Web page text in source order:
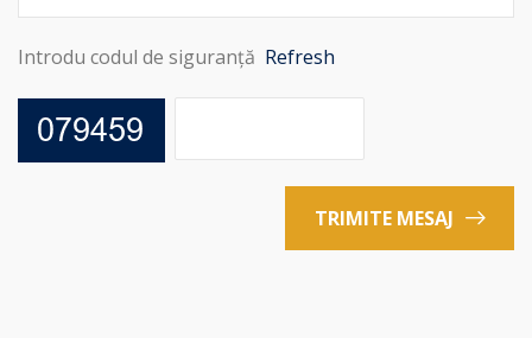
Introdu codul de siguranță Refresh
TRIMITE MESAJ